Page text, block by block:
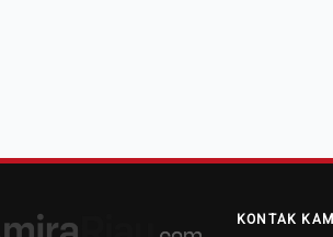
KONTAK KAMI